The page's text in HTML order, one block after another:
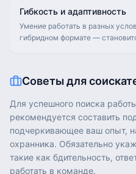
Гибкость и адаптивность
Умение работать в разных
гибридном формате —
Советы для
Для успешного поиска
рекомендуется составить
подчеркивающее ваш опыт,
охранника. Обязательно
такие как бдительность,
работать в команде.